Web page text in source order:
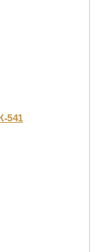
541